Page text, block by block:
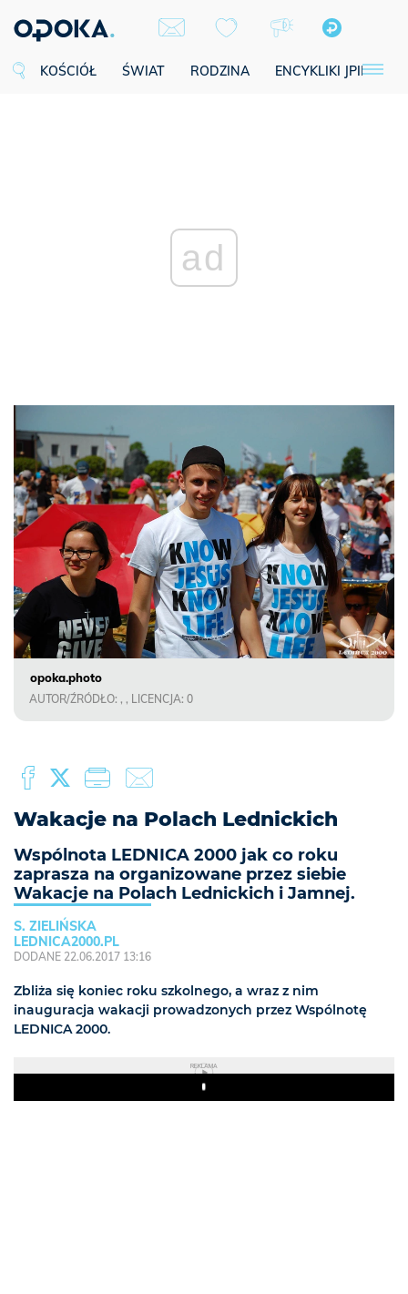
KOŚCIÓŁ ŚWIAT RODZINA ENCYKLIKI JPII
ad
opoka.photo
AUTOR/ŹRÓDŁO: , , LICENCJA: 0
Wakacje na Polach Lednickich
Wspólnota LEDNICA 2000 jak co roku
zaprasza na organizowane przez siebie
Wakacje na Polach Lednickich i Jamnej.
S. ZIELIŃSKA
LEDNICA2000.PL
DODANE 22.06.2017 13:16
Zbliża się koniec roku szkolnego, a wraz z nim
inauguracja wakacji prowadzonych przez Wspólnotę
LEDNICA 2000.
REKLAMA
Play